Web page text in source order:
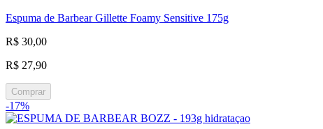
Espuma de Barbear Gillette Foamy Sensitive 175g
R$ 30,00
R$ 27,90
Comprar
-17%